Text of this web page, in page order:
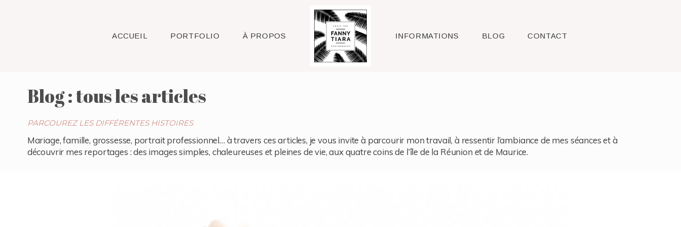
ACCUEIL PORTFOLIO À PROPOS Raleigh INFORMATIONS BLOG CONTACT
Blog : tous les articles
PARCOUREZ LES DIFFÉRENTES HISTOIRES
Mariage, famille, grossesse, portrait professionnel… à travers ces articles, je vous invite à parcourir mon travail, à ressentir l’ambiance de mes séances et à
découvrir mes reportages : des images simples, chaleureuses et pleines de vie, aux quatre coins de l’île de la Réunion et de Maurice.